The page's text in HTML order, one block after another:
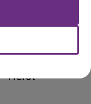
Frerot